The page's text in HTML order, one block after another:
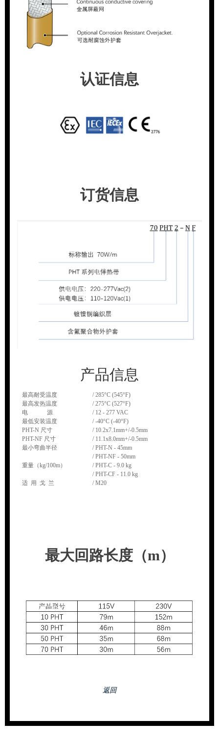
认证信息
订货信息
产品信息
最高耐受温度
/ 285°C (545°F)
最高发热温度
/ 275°C (527°F)
电 源
/ 12 - 277 VAC
最低安装温度
/ -40°C (-40°F)
PHT-N 尺寸
/ 10.2x7.1mm+/-0.5mm
PHT-NF 尺寸
/ 11.1x8.0mm+/-0.5mm
最小弯曲半径
/ PHT-N - 45mm
/ PHT-NF - 50mm
重量（kg/100m）
/ PHT-C - 9.0 kg
/ PHT-CF - 11.0 kg
适 用 戈 兰
/ M20
最大回路长度（m）
返回